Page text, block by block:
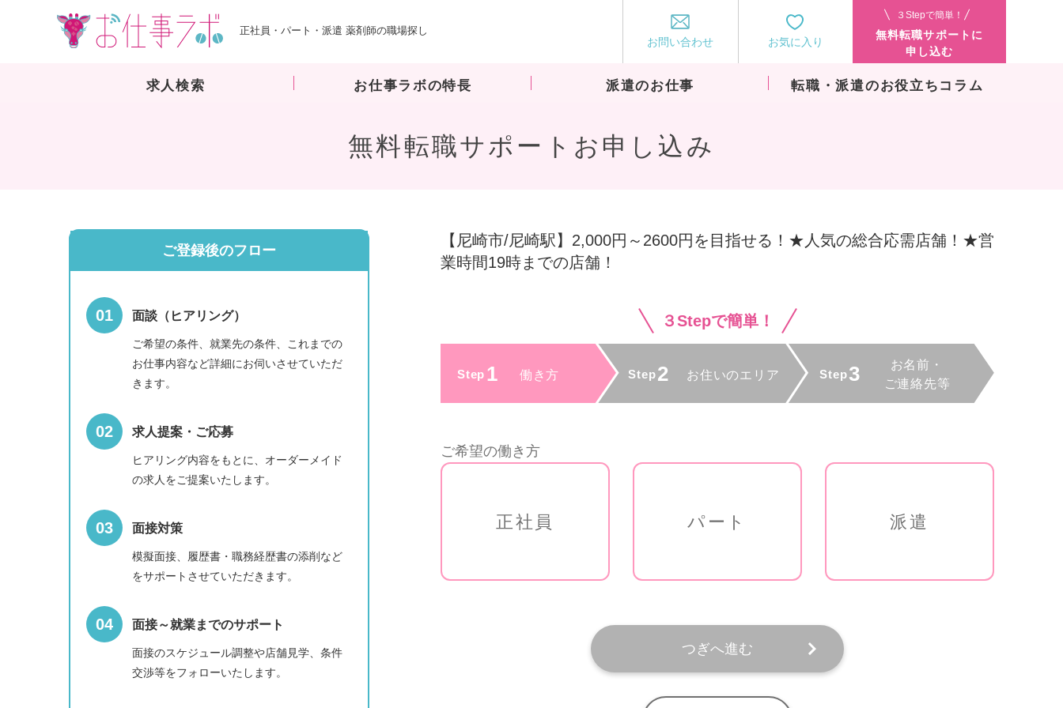
正社員・パート・派遣 薬剤師の職場探し
お問い合わせ お気に入り
３Stepで簡単！
無料転職サポートに
申し込む
求人検索 お仕事ラボの特長 派遣のお仕事 転職・派遣のお役立ちコラム
無料転職サポートお申し込み
【尼崎市/尼崎駅】2,000円～2600円を目指せる！★人気の総合応需店舗！★営
業時間19時までの店舗！
３Stepで簡単！
ご希望の働き方
正社員 パート 派遣
つぎへ進む
ご登録後のフロー
面談（ヒアリング）
ご希望の条件、就業先の条件、これまでの
お仕事内容など詳細にお伺いさせていただ
きます。
求人提案・ご応募
ヒアリング内容をもとに、オーダーメイド
の求人をご提案いたします。
面接対策
模擬面接、履歴書・職務経歴書の添削など
をサポートさせていただきます。
面接～就業までのサポート
面接のスケジュール調整や店舗見学、条件
交渉等をフォローいたします。